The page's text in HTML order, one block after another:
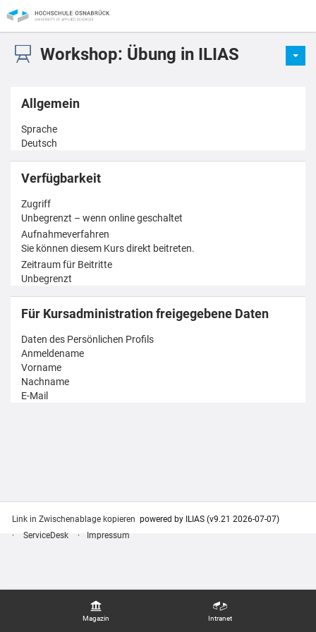
Magazin Intranet
Workshop: Übung in ILIAS
Allgemein
Sprache
Deutsch
Verfügbarkeit
Zugriff
Unbegrenzt – wenn online geschaltet
Aufnahmeverfahren
Sie können diesem Kurs direkt beitreten.
Zeitraum für Beitritte
Unbegrenzt
Für Kursadministration freigegebene Daten
Daten des Persönlichen Profils
Anmeldename
Vorname
Nachname
E-Mail
Link in Zwischenablage kopieren powered by ILIAS (v9.21 2026-07-07)
ServiceDesk
Impressum